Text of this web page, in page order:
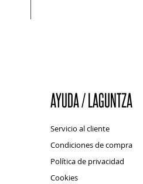
AYUDA / LAGUNTZA
Servicio al cliente
Condiciones de compra
Política de privacidad
Cookies